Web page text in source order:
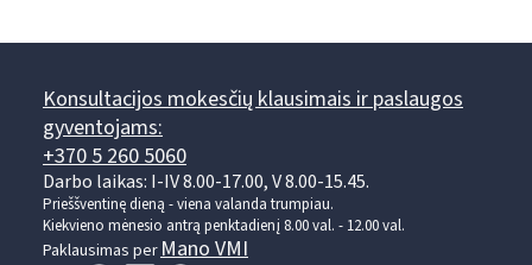
Konsultacijos mokesčių klausimais ir paslaugos
gyventojams:
+370 5 260 5060
Darbo laikas: I-IV 8.00-17.00, V 8.00-15.45.
Prieššventinę dieną - viena valanda trumpiau.
Kiekvieno mėnesio antrą penktadienį 8.00 val. - 12.00 val.
Paklausimas per Mano VMI